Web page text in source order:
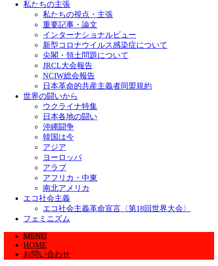
私たちの主張
私たちの視点・主張
重要記事・論文
インターナショナルビュー
新型コロナウイルス感染症について
尖閣・領土問題について
JRCL大会報告
NCIW総会報告
日本革命的共産主義者同盟規約
世界の闘いから
ウクライナ特集
日本各地の闘い
沖縄闘争
韓国は今
アジア
ヨーロッパ
アラブ
アフリカ・中東
南北アメリカ
エコ社会主義
エコ社会主義革命宣言〈第18回世界大会〉
フェミニズム
MENU
HOME
お問い合わせ